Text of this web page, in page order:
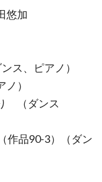
悠加
、ピアノ）
）
（ダンス
作品90-3）（ダン